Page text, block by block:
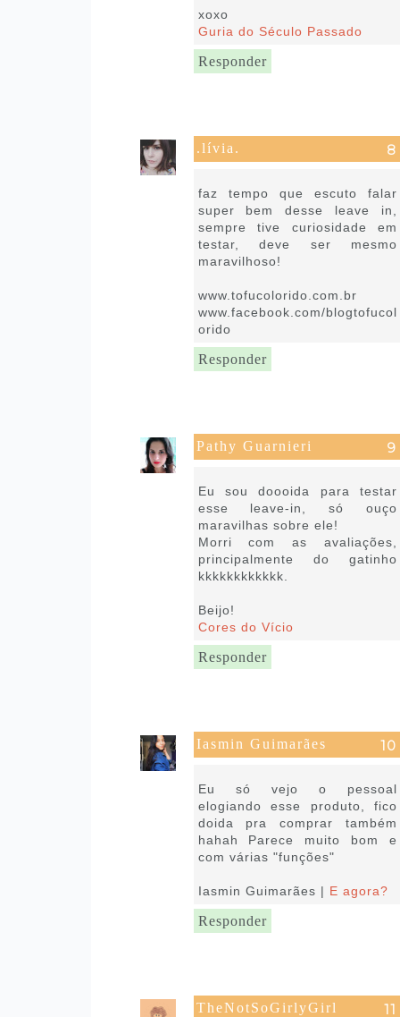
xoxo
Guria do Século Passado
Responder
.lívia.
faz tempo que escuto falar
super bem desse leave in,
sempre tive curiosidade em
testar, deve ser mesmo
maravilhoso!
www.tofucolorido.com.br
www.facebook.com/blogtofucol
orido
Responder
Pathy Guarnieri
Eu sou doooida para testar
esse leave-in, só ouço
maravilhas sobre ele!
Morri com as avaliações,
principalmente do gatinho
kkkkkkkkkkkk.
Beijo!
Cores do Vício
Responder
Iasmin Guimarães
Eu só vejo o pessoal
elogiando esse produto, fico
doida pra comprar também
hahah Parece muito bom e
com várias "funções"
Iasmin Guimarães | E agora?
Responder
TheNotSoGirlyGirl